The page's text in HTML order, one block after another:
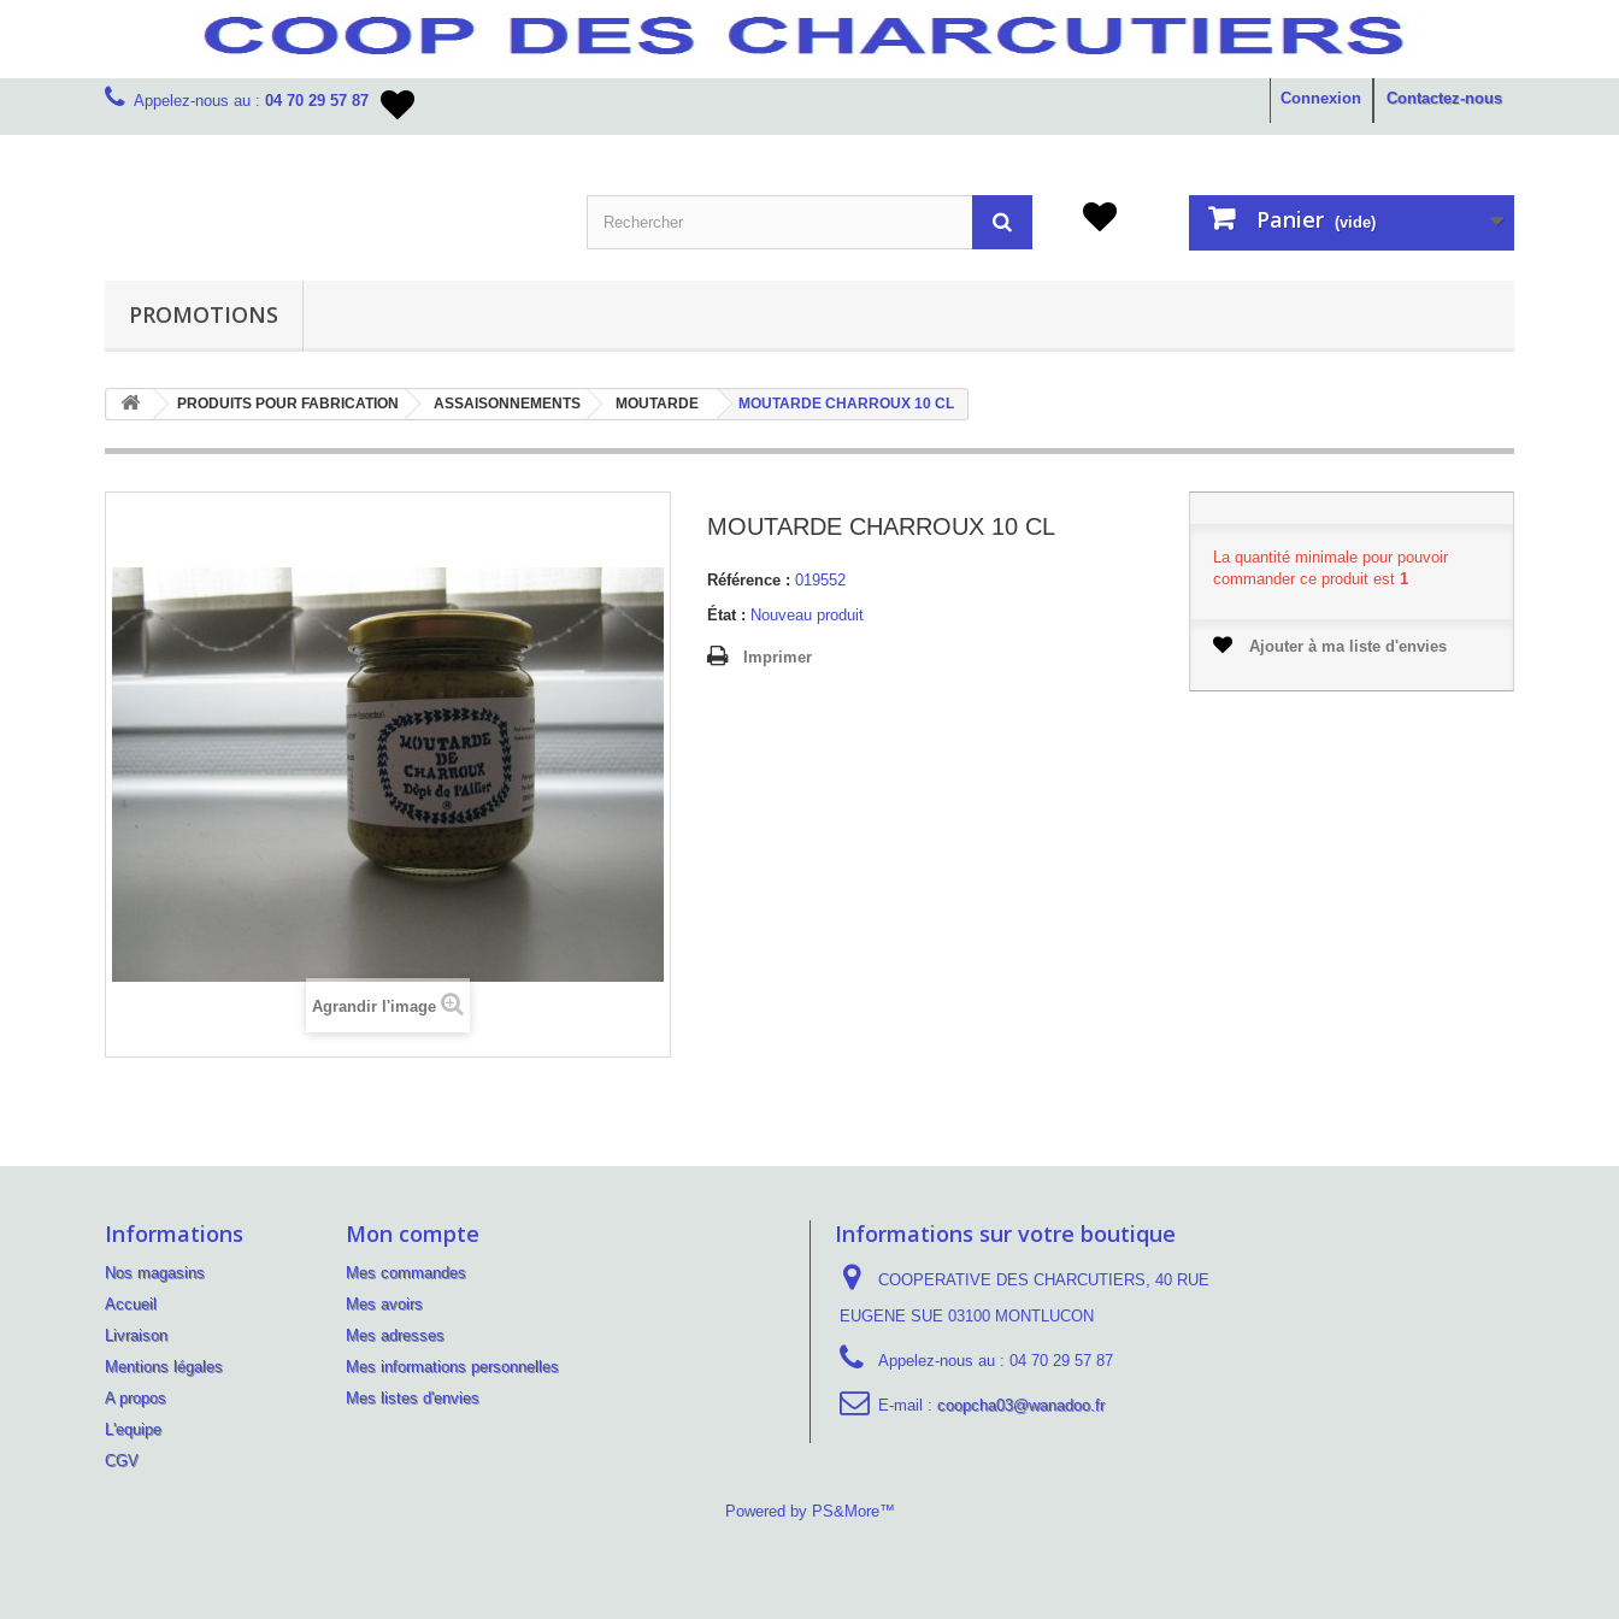
Contactez-nous
Appelez-nous au : 04 70 29 57 87 Connexion
Panier (vide)
PROMOTIONS
PRODUITS POUR FABRICATION ASSAISONNEMENTS MOUTARDE MOUTARDE CHARROUX 10 CL
Agrandir l'image
MOUTARDE CHARROUX 10 CL
Référence : 019552
État : Nouveau produit
Imprimer
La quantité minimale pour pouvoir
commander ce produit est 1
Ajouter à ma liste d'envies
Informations
Nos magasins
Accueil
Livraison
Mentions légales
A propos
L'equipe
CGV
Mon compte
Mes commandes
Mes avoirs
Mes adresses
Mes informations personnelles
Mes listes d'envies
Informations sur votre boutique
COOPERATIVE DES CHARCUTIERS, 40 RUE
EUGENE SUE 03100 MONTLUCON
Appelez-nous au : 04 70 29 57 87
E-mail : coopcha03@wanadoo.fr
Powered by PS&More™